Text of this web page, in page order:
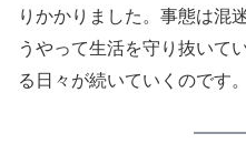
りかかりました。事態は混
うやって生活を守り抜い
る日々が続いていくのです